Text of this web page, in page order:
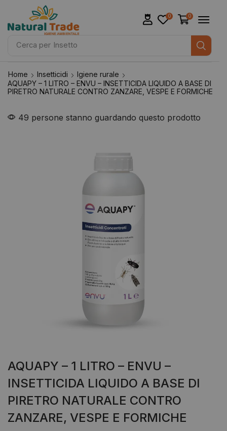
Cerca per Insetto
0 0
Home Insetticidi
Igiene rurale
AQUAPY – 1 LITRO – ENVU – INSETTICIDA LIQUIDO A BASE DI
PIRETRO NATURALE CONTRO ZANZARE, VESPE E FORMICHE
49 persone stanno guardando questo prodotto
AQUAPY – 1 LITRO – ENVU –
INSETTICIDA LIQUIDO A BASE DI
PIRETRO NATURALE CONTRO
ZANZARE, VESPE E FORMICHE